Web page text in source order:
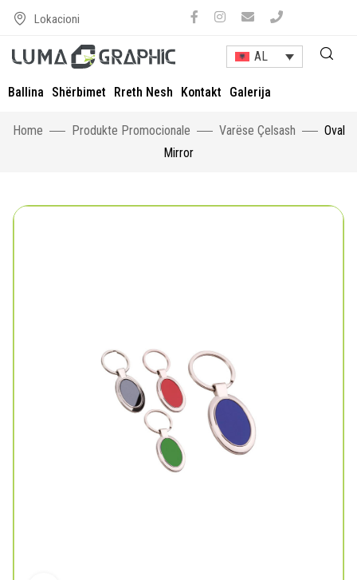
Lokacioni
AL
Ballina Shërbimet Rreth Nesh Kontakt Galerija
Home Produkte Promocionale Varëse Çelsash
Oval
Mirror